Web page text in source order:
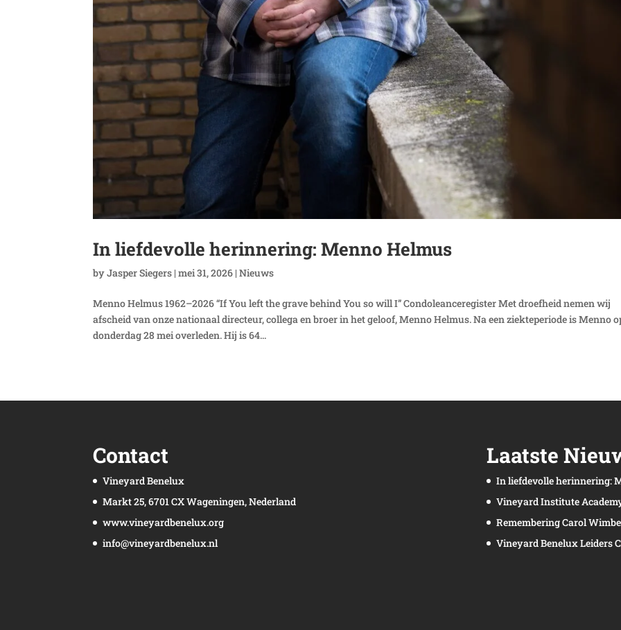
In liefdevolle herinnering: Menno Helmus
byJasper Siegers |mei 31, 2026 |Nieuws
Menno Helmus 1962–2026 “If You left the grave behind You so will I” Condoleanceregister Met droefheid nemen wij
afscheid van onze nationaal directeur, collega en broer in het geloof, Menno Helmus. Na een ziekteperiode is Menno
donderdag 28 mei overleden. Hij is 64...
Contact
Vineyard Benelux
Markt 25, 6701 CX Wageningen, Nederland
www.vineyardbenelux.org
info@vineyardbenelux.nl
Laatste
In liefdevolle herinnering:
Vineyard Institute
Remembering Carol
Vineyard Benelux Leiders